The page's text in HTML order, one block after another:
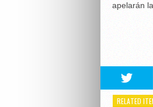
apelarán
RELATED